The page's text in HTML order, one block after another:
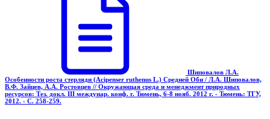
Шиповалов Л.А.
Особенности роста стерляди (Acipenser ruthenus L.) Средней Оби / Л.А. Шиповалов,
В.Ф. Зайцев, А.А. Ростовцев // Окружающая среда и менеджмент природных
ресурсов: Тез. докл. III междунар. конф. г. Тюмень, 6-8 нояб. 2012 г. - Тюмень: ТГУ,
2012. - С. 258-259.